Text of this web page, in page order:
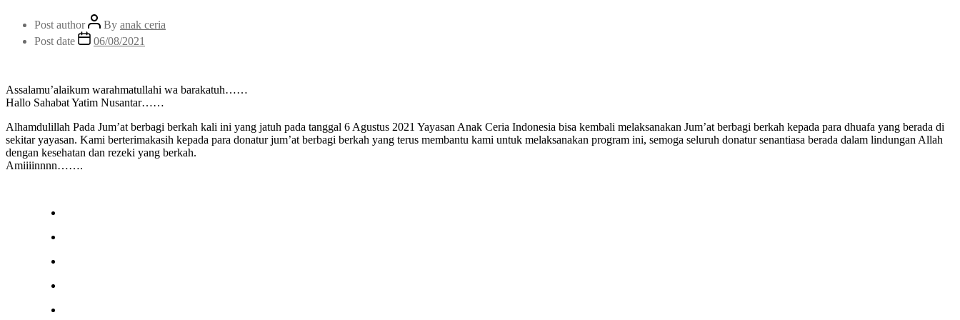
Post author By anak ceria
Post date
06/08/2021
Assalamu’alaikum warahmatullahi wa barakatuh……
Hallo Sahabat Yatim Nusantar……
Alhamdulillah Pada Jum’at berbagi berkah kali ini yang jatuh pada tanggal 6 Agustus 2021 Yayasan Anak Ceria Indonesia bisa kembali melaksanakan Jum’at berbagi berkah kepada para dhuafa yang berada di
sekitar yayasan. Kami berterimakasih kepada para donatur jum’at berbagi berkah yang terus membantu kami untuk melaksanakan program ini, semoga seluruh donatur senantiasa berada dalam lindungan Allah
dengan kesehatan dan rezeki yang berkah.
Amiiiinnnn…….